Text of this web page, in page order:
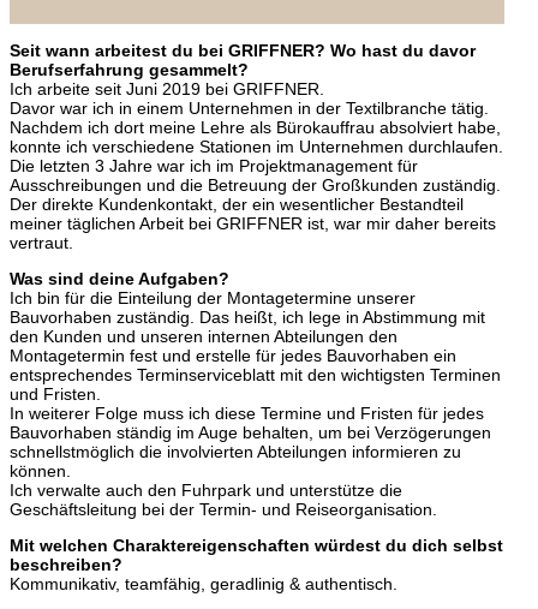
Seit wann arbeitest du bei GRIFFNER? Wo hast du davor
Berufserfahrung gesammelt?
Ich arbeite seit Juni 2019 bei GRIFFNER.
Davor war ich in einem Unternehmen in der Textilbranche tätig.
Nachdem ich dort meine Lehre als Bürokauffrau absolviert habe,
konnte ich verschiedene Stationen im Unternehmen durchlaufen.
Die letzten 3 Jahre war ich im Projektmanagement für
Ausschreibungen und die Betreuung der Großkunden zuständig.
Der direkte Kundenkontakt, der ein wesentlicher Bestandteil
meiner täglichen Arbeit bei GRIFFNER ist, war mir daher bereits
vertraut.
Was sind deine Aufgaben?
Ich bin für die Einteilung der Montagetermine unserer
Bauvorhaben zuständig. Das heißt, ich lege in Abstimmung mit
den Kunden und unseren internen Abteilungen den
Montagetermin fest und erstelle für jedes Bauvorhaben ein
entsprechendes Terminserviceblatt mit den wichtigsten Terminen
und Fristen.
In weiterer Folge muss ich diese Termine und Fristen für jedes
Bauvorhaben ständig im Auge behalten, um bei Verzögerungen
schnellstmöglich die involvierten Abteilungen informieren zu
können.
Ich verwalte auch den Fuhrpark und unterstütze die
Geschäftsleitung bei der Termin- und Reiseorganisation.
Mit welchen Charaktereigenschaften würdest du dich selbst
beschreiben?
Kommunikativ, teamfähig, geradlinig & authentisch.